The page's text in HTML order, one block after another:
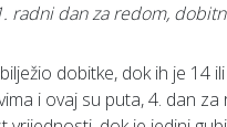
radni dan za redom,
dobitke, dok ih je 14
i ovaj su puta, 4. dan